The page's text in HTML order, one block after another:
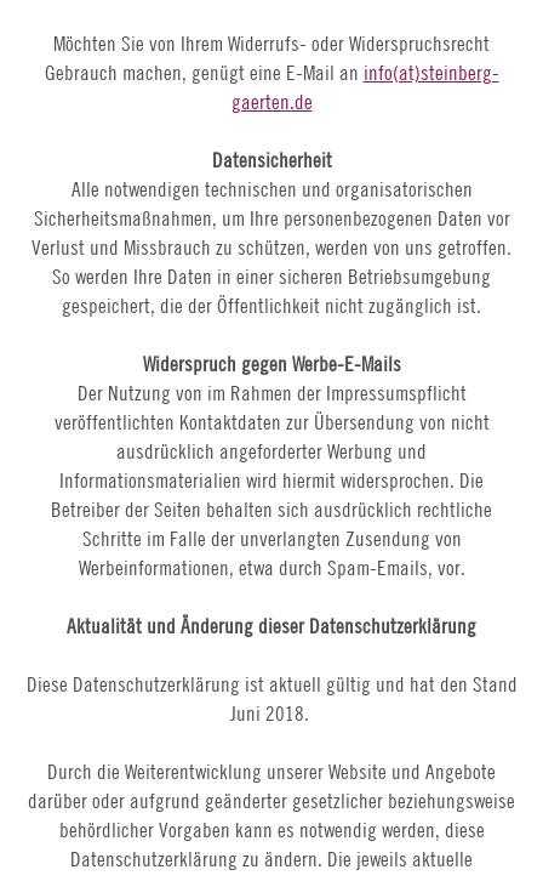
Möchten Sie von Ihrem Widerrufs- oder Widerspruchsrecht
Gebrauch machen, genügt eine E-Mail an info(at)steinberg-
gaerten.de
Datensicherheit
Alle notwendigen technischen und organisatorischen
Sicherheitsmaßnahmen, um Ihre personenbezogenen Daten vor
Verlust und Missbrauch zu schützen, werden von uns getroffen.
So werden Ihre Daten in einer sicheren Betriebsumgebung
gespeichert, die der Öffentlichkeit nicht zugänglich ist.
Widerspruch gegen Werbe-E-Mails
Der Nutzung von im Rahmen der Impressumspflicht
veröffentlichten Kontaktdaten zur Übersendung von nicht
ausdrücklich angeforderter Werbung und
Informationsmaterialien wird hiermit widersprochen. Die
Betreiber der Seiten behalten sich ausdrücklich rechtliche
Schritte im Falle der unverlangten Zusendung von
Werbeinformationen, etwa durch Spam-Emails, vor.
Aktualität und Änderung dieser Datenschutzerklärung
Diese Datenschutzerklärung ist aktuell gültig und hat den Stand
Juni 2018.
Durch die Weiterentwicklung unserer Website und Angebote
darüber oder aufgrund geänderter gesetzlicher beziehungsweise
behördlicher Vorgaben kann es notwendig werden, diese
Datenschutzerklärung zu ändern. Die jeweils aktuelle